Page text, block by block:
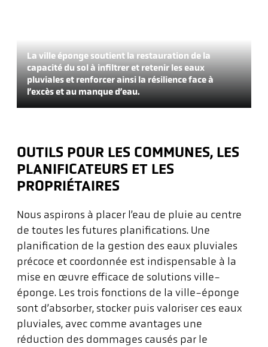
La ville éponge soutient la restauration de la
capacité du sol à infiltrer et retenir les eaux
pluviales et renforcer ainsi la résilience face à
l’excès et au manque d’eau.
OUTILS POUR LES COMMUNES, LES
PLANIFICATEURS ET LES
PROPRIÉTAIRES
Nous aspirons à placer l’eau de pluie au centre
de toutes les futures planifications. Une
planification de la gestion des eaux pluviales
précoce et coordonnée est indispensable à la
mise en œuvre efficace de solutions ville-
éponge. Les trois fonctions de la ville-éponge
sont d’absorber, stocker puis valoriser ces eaux
pluviales, avec comme avantages une
réduction des dommages causés par le